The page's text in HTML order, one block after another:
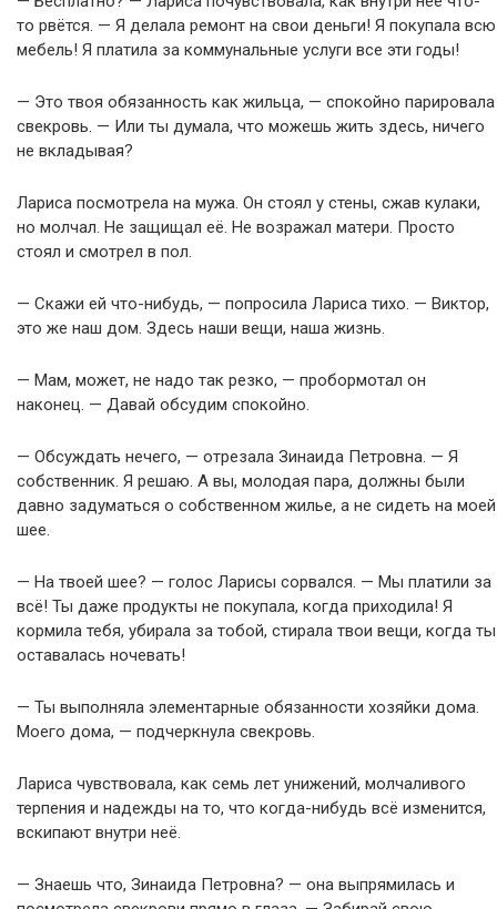
то рвётся. — Я делала ремонт на свои деньги! Я покупала всю
мебель! Я платила за коммунальные услуги все эти годы!
— Это твоя обязанность как жильца, — спокойно парировала
свекровь. — Или ты думала, что можешь жить здесь, ничего
не вкладывая?
Лариса посмотрела на мужа. Он стоял у стены, сжав кулаки,
но молчал. Не защищал её. Не возражал матери. Просто
стоял и смотрел в пол.
— Скажи ей что-нибудь, — попросила Лариса тихо. — Виктор,
это же наш дом. Здесь наши вещи, наша жизнь.
— Мам, может, не надо так резко, — пробормотал он
наконец. — Давай обсудим спокойно.
— Обсуждать нечего, — отрезала Зинаида Петровна. — Я
собственник. Я решаю. А вы, молодая пара, должны были
давно задуматься о собственном жилье, а не сидеть на моей
шее.
— На твоей шее? — голос Ларисы сорвался. — Мы платили за
всё! Ты даже продукты не покупала, когда приходила! Я
кормила тебя, убирала за тобой, стирала твои вещи, когда ты
оставалась ночевать!
— Ты выполняла элементарные обязанности хозяйки дома.
Моего дома, — подчеркнула свекровь.
Лариса чувствовала, как семь лет унижений, молчаливого
терпения и надежды на то, что когда-нибудь всё изменится,
вскипают внутри неё.
— Знаешь что, Зинаида Петровна? — она выпрямилась и